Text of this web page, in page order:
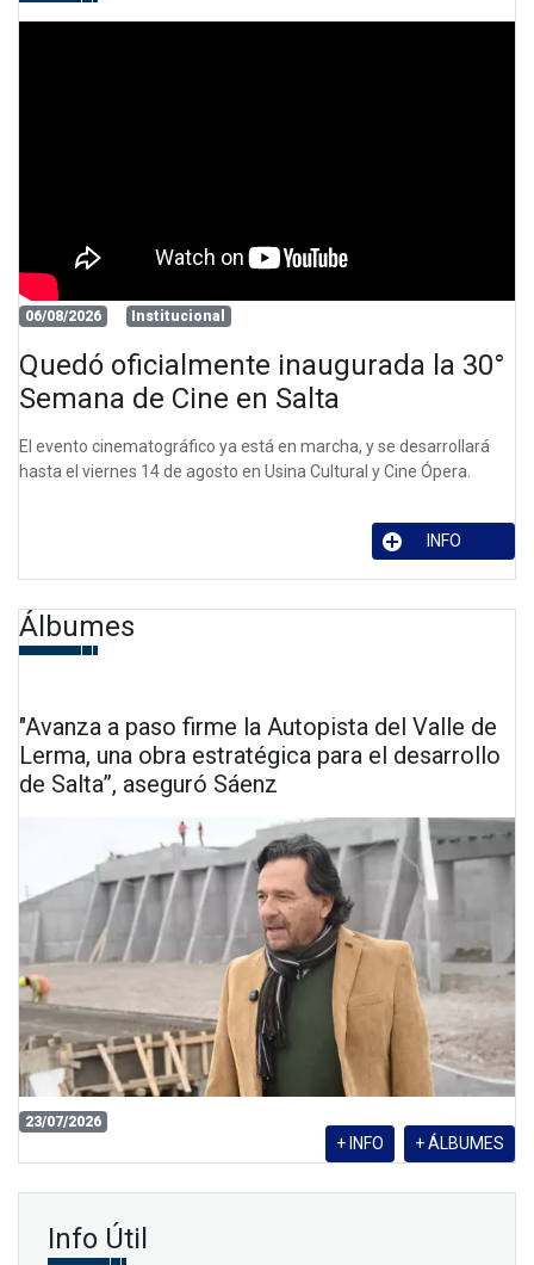
06/08/2026 Institucional
Quedó oficialmente inaugurada la 30°
Semana de Cine en Salta
El evento cinematográfico ya está en marcha, y se desarrollará
hasta el viernes 14 de agosto en Usina Cultural y Cine Ópera.
INFO
Álbumes
"Avanza a paso firme la Autopista del Valle de
Lerma, una obra estratégica para el desarrollo
de Salta”, aseguró Sáenz
23/07/2026
+ ÁLBUMES
+ INFO
Info Útil